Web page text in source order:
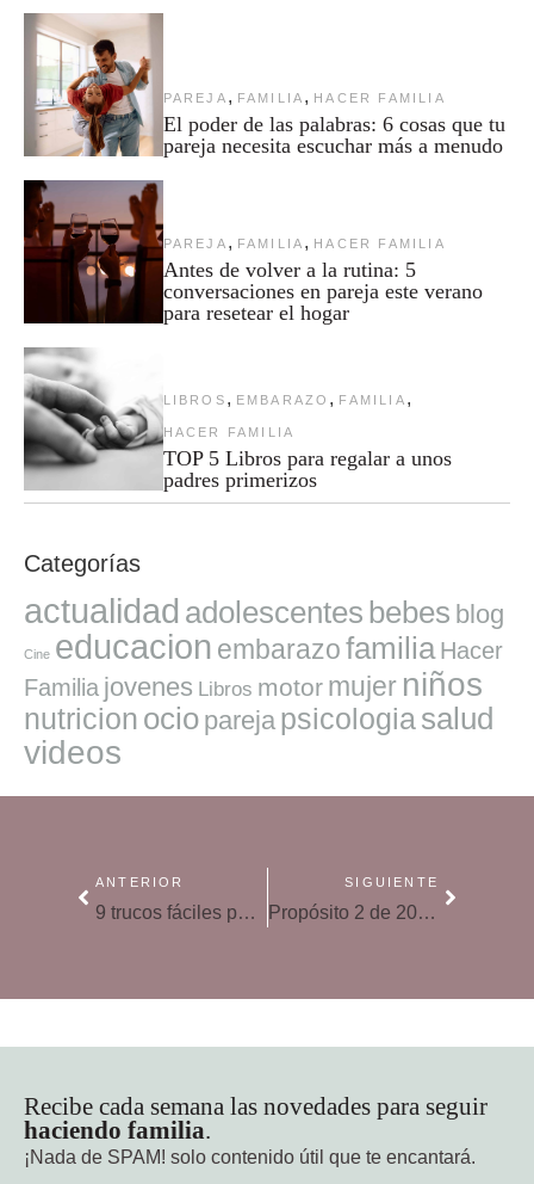
PAREJA , FAMILIA , HACER FAMILIA
El poder de las palabras: 6 cosas que tu
pareja necesita escuchar más a menudo
PAREJA , FAMILIA , HACER FAMILIA
Antes de volver a la rutina: 5
conversaciones en pareja este verano
para resetear el hogar
LIBROS , EMBARAZO , FAMILIA ,
HACER FAMILIA
TOP 5 Libros para regalar a unos
padres primerizos
Categorías
actualidad adolescentes bebes blog
Cine educacion embarazofamilia Hacer
Familia jovenes Libros motor mujer niños
nutricion ocio pareja psicologiasalud
videos
ANTERIOR
9 trucos fáciles para que se acostumbren a ser ordenados
SIGUIENTE
Propósito 2 de 2026 para vivir en familia: nos organizamos mejor para no ir siempre con prisas
Recibe cada semana las novedades para seguir
haciendo familia.
¡Nada de SPAM! solo contenido útil que te encantará.